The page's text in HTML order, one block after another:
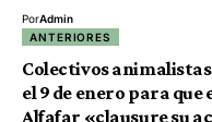
PorAdmin
ANTERIORES
Colectivos
el 9 de enero para que
Alfafar «clausure su